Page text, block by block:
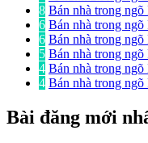
8 Bán nhà trong
6 Bán nhà trong ngõ
6 Bán nhà trong
5 Bán nhà trong
4 Bán nhà trong
4 Bán nhà trong
Bài đăng mới